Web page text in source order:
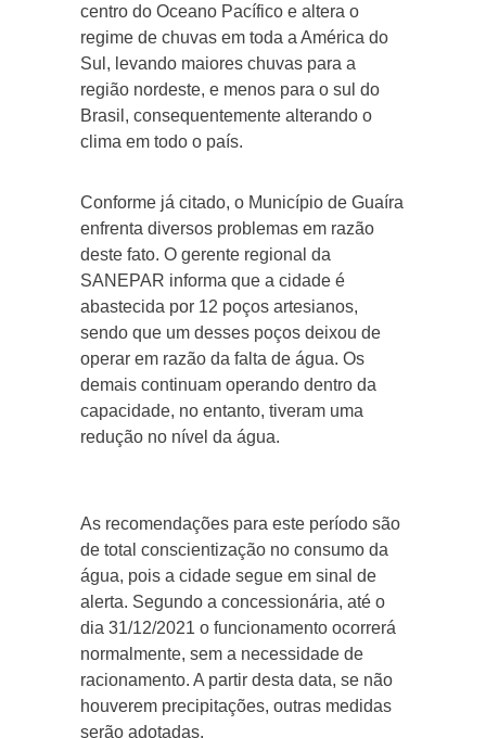
centro do Oceano Pacífico e altera o
regime de chuvas em toda a América do
Sul, levando maiores chuvas para a
região nordeste, e menos para o sul do
Brasil, consequentemente alterando o
clima em todo o país.
Conforme já citado, o Município de Guaíra
enfrenta diversos problemas em razão
deste fato. O gerente regional da
SANEPAR informa que a cidade é
abastecida por 12 poços artesianos,
sendo que um desses poços deixou de
operar em razão da falta de água. Os
demais continuam operando dentro da
capacidade, no entanto, tiveram uma
redução no nível da água.
As recomendações para este período são
de total conscientização no consumo da
água, pois a cidade segue em sinal de
alerta. Segundo a concessionária, até o
dia 31/12/2021 o funcionamento ocorrerá
normalmente, sem a necessidade de
racionamento. A partir desta data, se não
houverem precipitações, outras medidas
serão adotadas.